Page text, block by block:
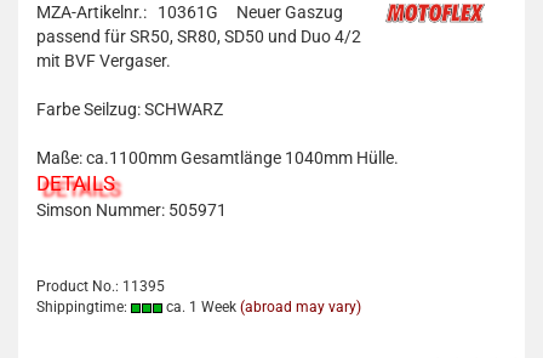
MZA-Artikelnr.: 10361G
Neuer Gaszug
passend fürSR50, SR80, SD50 und Duo 4/2
mit BVF Vergaser.
Farbe Seilzug: SCHWARZ
Maße: ca.1100mm Gesamtlänge 1040mm Hülle.
DETAILS
Simson Nummer: 505971
Product No.: 11395
Shippingtime:
ca. 1 Week (abroad may vary)